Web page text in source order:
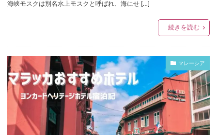
海峡モスクは別名水上モスクと呼ばれ、海にせ […]
続きを読む
マレーシア